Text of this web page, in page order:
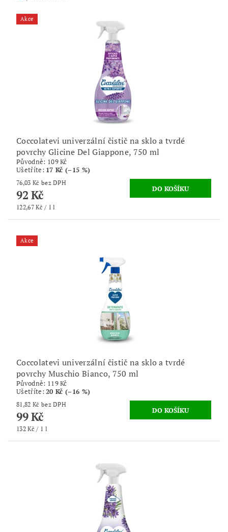
Akce
Coccolatevi univerzální čistič na sklo a tvrdé
povrchy Glicine Del Giappone, 750 ml
Původně: 109 Kč
Ušetříte: 17 Kč (–15 %)
76,03 Kč bez DPH
92 Kč
122,67 Kč / 1 l
Akce
Coccolatevi univerzální čistič na sklo a tvrdé
povrchy Muschio Bianco, 750 ml
Původně: 119 Kč
Ušetříte:20 Kč (–16 %)
81,82 Kč bez DPH
99 Kč
132 Kč / 1 l